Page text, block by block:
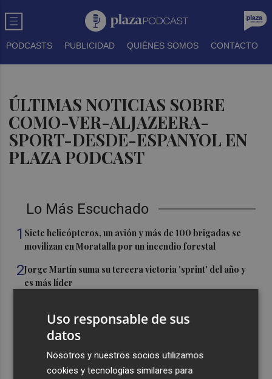
PODCASTS PUBLICIDAD QUIÉNES SOMOS CONTACTO
ÚLTIMAS NOTICIAS SOBRE
COMO-VER-ALJAZEERA-
SPORT-DESDE-ESPANYOL EN
PLAZA PODCAST
Lo Más Escuchado
1 Siete helicópteros, un avión y más de 100 brigadas se
movilizan en Moratalla por un incendio forestal
2Jorge Martín suma su tercera victoria 'sprint' del año y
es más líder
Elche y Manises, los controles aleatorios a viajeros de
La Biblioteca Valenciana conmemora el 750 aniversario
del legado de Jaume I
Uso responsable de sus
datos
Nosotros y nuestros socios utilizamos
cookies y tecnologías similares para